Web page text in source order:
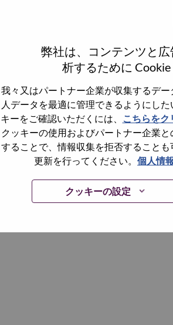
弊社は、コンテンツと
析するために
我々又はパートナー企業が収集するデ
人データを最適に管理できるようにし
キーをご確認いただくには、
こちらをク
クッキーの使用およびパートナー企業
することで、情報収集を拒否すること
更新を行ってください。 個人情
クッキーの設定
associated with your
ットするためにリンクを
ださい